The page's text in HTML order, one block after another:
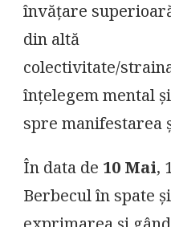
învățare
din altă
colectivitate/
înțelegem mental
spre manifestarea
În data de 10 Mai,
Berbecul în spate